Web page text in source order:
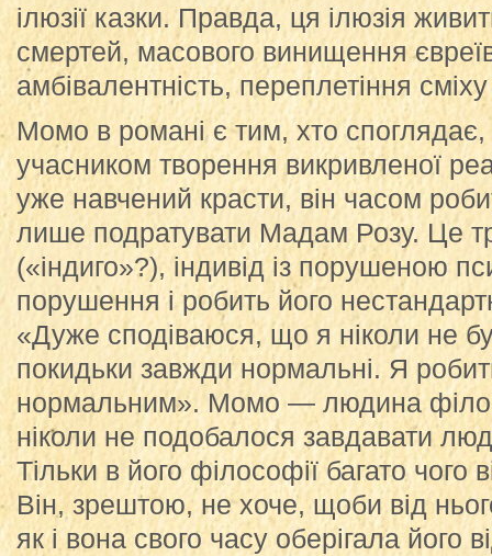
ілюзії казки. Правда, ця ілюзія
смертей, масового винищення
амбівалентність, переплетіння сміху
Момо в романі є тим, хто споглядає,
учасником творення викривленої
уже навчений красти, він часом
лише подратувати Мадам Розу. Це
(«індиго»?), індивід із порушеною
порушення і робить його
«Дуже сподіваюся, що я ніколи не
покидьки завжди нормальні. Я
нормальним». Момо — людина
ніколи не подобалося завдавати
Тільки в його філософії багато чого
Він, зрештою, не хоче, щоби від
як і вона свого часу оберігала його